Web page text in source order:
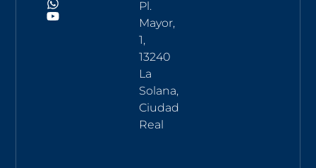
Pl.
Mayor,
1,
13240
La
Solana,
Ciudad
Real